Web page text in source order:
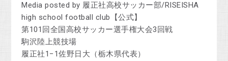
Media posted by 履正社高校サッカー部/RISEISHA
high school football club【公式】
第101回全国高校サッカー選手権大会3回戦
駒沢陸上競技場
履正社1−1佐野日大（栃木県代表）